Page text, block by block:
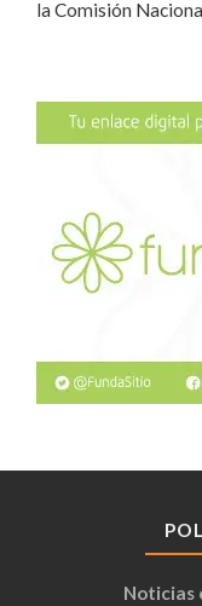
la Comisión
Noticias